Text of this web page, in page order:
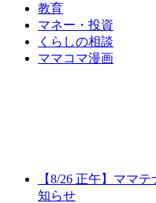
教育
マネー・投資
くらしの相談
ママコマ漫画
【8/26 正午】ママ
知らせ